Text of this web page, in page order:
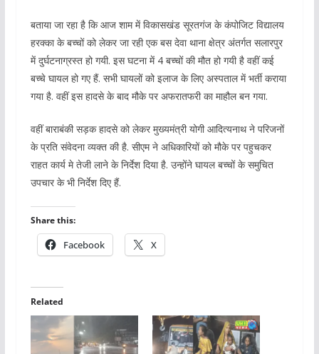
बताया जा रहा है कि आज शाम में विकासखंड सूरतगंज के कंपोजिट विद्यालय
हरक्का के बच्चों को लेकर जा रही एक बस देवा थाना क्षेत्र अंतर्गत सलारपुर
में दुर्घटनाग्रस्त हो गयी. इस घटना में 4 बच्चों की मौत हो गयी है वहीं कई
बच्चे घायल हो गए हैं. सभी घायलों को इलाज के लिए अस्पताल में भर्ती कराया
गया है. वहीं इस हादसे के बाद मौके पर अफरातफरी का माहौल बन गया.
वहीं बाराबंकी सड़क हादसे को लेकर मुख्यमंत्री योगी आदित्यनाथ ने परिजनों
के प्रति संवेदना व्यक्त की है. सीएम ने अधिकारियों को मौके पर पहुचकर
राहत कार्य मे तेजी लाने के निर्देश दिया है. उन्होंने घायल बच्चों के समुचित
उपचार के भी निर्देश दिए हैं.
Share this:
Facebook X
Related